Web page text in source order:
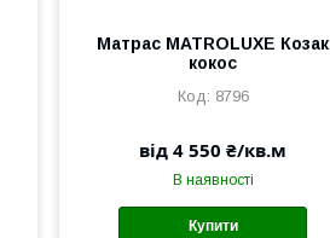
Матрас MATROLUXE Козак
кокос
8796
від 4 550 ₴/кв.м
В наявності
Купити